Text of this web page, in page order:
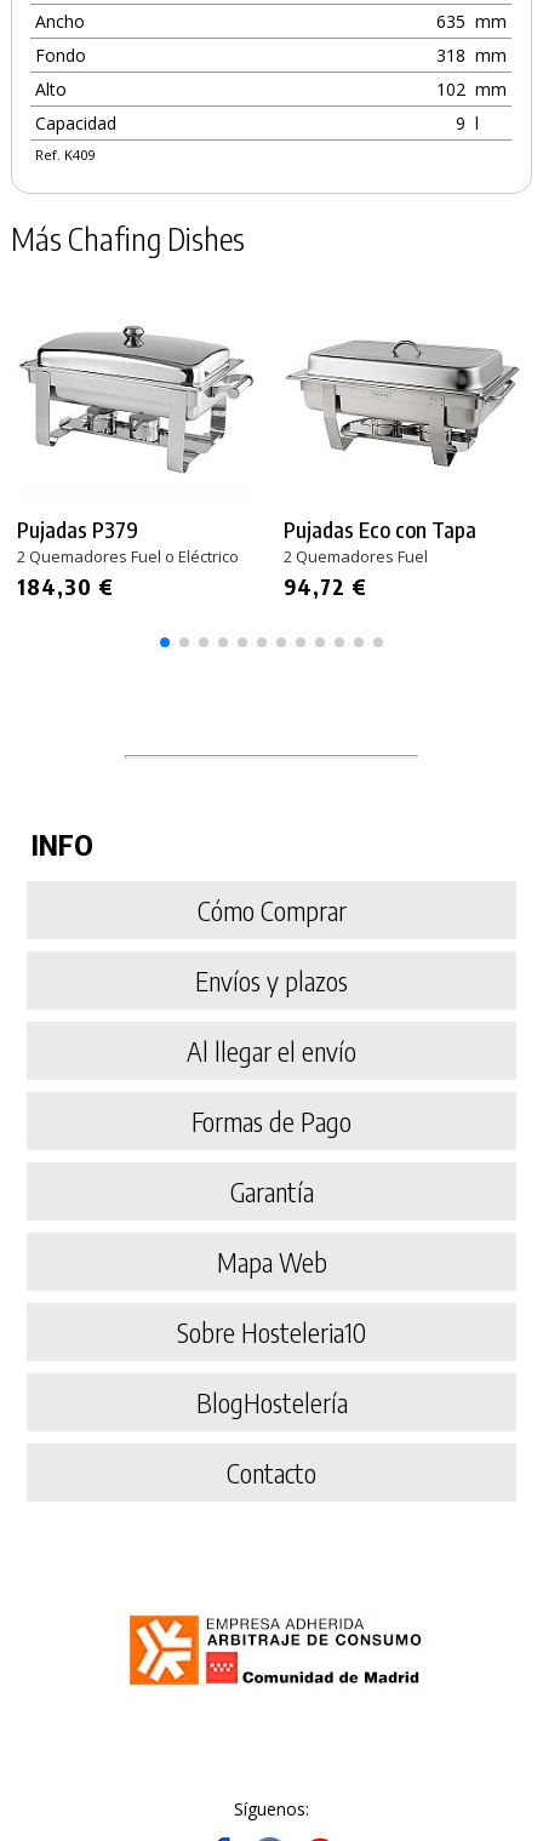
Ancho
635 mm
Fondo
318 mm
Alto
102 mm
Capacidad
9 l
Ref. K409
Más Chafing Dishes
Pujadas P379
2 Quemadores Fuel o Eléctrico
184,30 €
Pujadas Eco con Tapa
2 Quemadores Fuel
94,72 €
INFO
Cómo Comprar
Envíos y plazos
Al llegar el envío
Formas de Pago
Garantía
Mapa Web
Sobre Hosteleria10
BlogHostelería
Contacto
Síguenos: